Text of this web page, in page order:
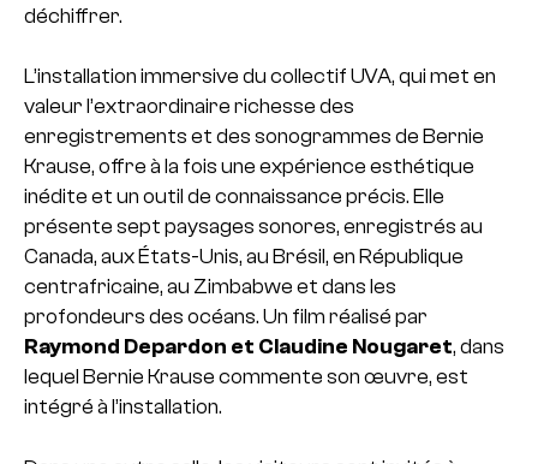
déchiffrer.
L’installation immersive du collectif UVA, qui met en
valeur l’extraordinaire richesse des
enregistrements et des sonogrammes de Bernie
Krause, offre à la fois une expérience esthétique
inédite et un outil de connaissance précis. Elle
présente sept paysages sonores, enregistrés au
Canada, aux États-Unis, au Brésil, en République
centrafricaine, au Zimbabwe et dans les
profondeurs des océans. Un film réalisé par
Raymond Depardon et Claudine Nougaret, dans
lequel Bernie Krause commente son œuvre, est
intégré à l’installation.